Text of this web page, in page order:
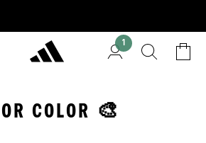
1
COLOR 🎨